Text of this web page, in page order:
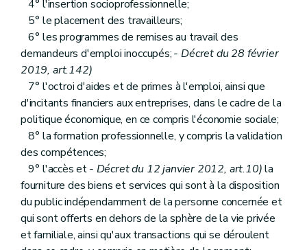
4° l'insertion socioprofessionnelle;
5° le placement des travailleurs;
6° les programmes de remises au travail des
demandeurs d'emploi inoccupés;- Décret du 28 février
2019, art.142)
7° l'octroi d'aides et de primes à l'emploi, ainsi que
d'incitants financiers aux entreprises, dans le cadre de la
politique économique, en ce compris l'économie sociale;
8° la formation professionnelle, y compris la validation
des compétences;
9° l'accès et- Décret du 12 janvier 2012, art.10)la
fourniture des biens et services qui sont à la disposition
du public indépendamment de la personne concernée et
qui sont offerts en dehors de la sphère de la vie privée
et familiale, ainsi qu'aux transactions qui se déroulent